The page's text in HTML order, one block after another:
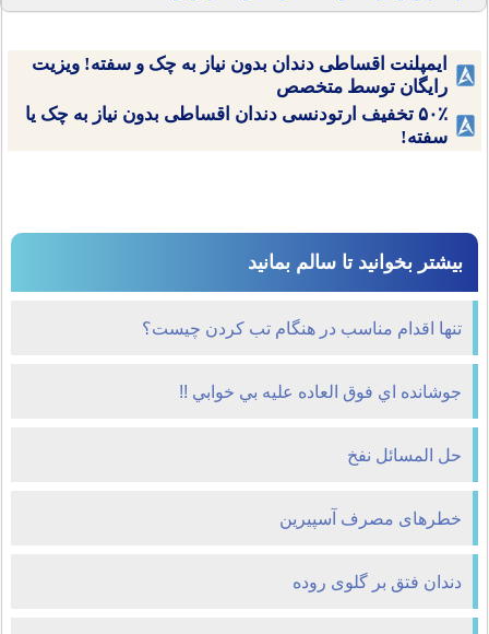
ایمپلنت اقساطی دندان بدون نیاز به چک و سفته! ویزیت
رایگان توسط متخصص
۵۰٪ تخفیف ارتودنسی دندان اقساطی بدون نیاز به چک یا
سفته!
بیشتر بخوانید تا سالم بمانید
تنها اقدام مناسب در هنگام تب کردن چیست؟
جوشانده اي فوق العاده عليه بي خوابي !!
حل المسائل نفخ
خطرهای مصرف آسپیرین
دندان فتق بر گلوی روده